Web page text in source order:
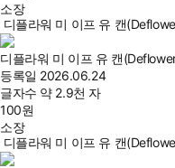
소장
디플라워 미 이프 유 캔
디플라워 미 이프 유 캔
등록일 2026.06.24
글자수 약 2.9천 자
100원
소장
디플라워 미 이프 유 캔